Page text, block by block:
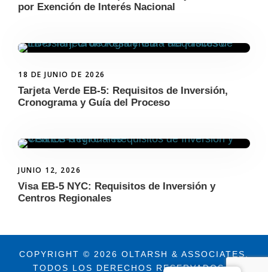
por Exención de Interés Nacional
18 DE JUNIO DE 2026
Tarjeta Verde EB-5: Requisitos de Inversión,
Cronograma y Guía del Proceso
JUNIO 12, 2026
Visa EB-5 NYC: Requisitos de Inversión y
Centros Regionales
COPYRIGHT © 2026 OLTARSH & ASSOCIATES.
TODOS LOS DERECHOS RESERVADOS. |